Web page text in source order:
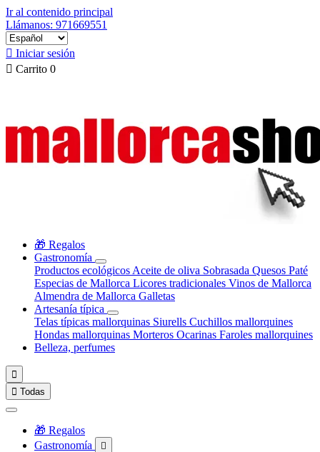
Ir al contenido principal
Llámanos: 971669551
 Iniciar sesión
 Carrito 0
🎁 Regalos
Gastronomía
Productos ecológicos Aceite de oliva Sobrasada Quesos Paté
Especias de Mallorca Licores tradicionales Vinos de Mallorca
Almendra de Mallorca Galletas
Artesanía típica
Telas típicas mallorquinas Siurells Cuchillos mallorquines
Hondas mallorquinas Morteros Ocarinas Faroles mallorquines
Belleza, perfumes

 Todas
🎁 Regalos
Gastronomía
